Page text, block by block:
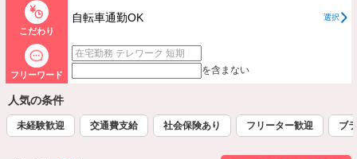
こだわり
自転車通勤OK 選択
フリーワード を含まない
人気の条件
未経験歓迎 交通費支給 社会保険あり フリーター歓迎 ブ